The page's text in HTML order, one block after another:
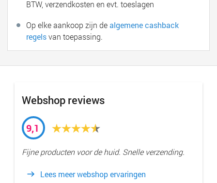
BTW, verzendkosten en evt. toeslagen
Op elke aankoop zijn dealgemene cashback
regelsvan toepassing.
Webshop reviews
9,1
Fijne producten voor de huid. Snelle verzending.
Lees meer webshop ervaringen